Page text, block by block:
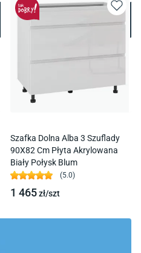
Szafka Dolna Alba 3 Szuflady
90X82 Cm Płyta Akrylowana
Biały Połysk Blum
(5.0)
1 465zł/szt